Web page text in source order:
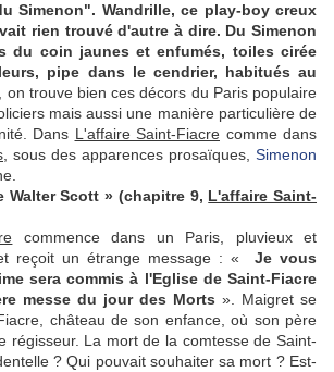
Simenon". Wandrille, ce play-boy creux
rien trouvé d'autre à dire. Du Simenon
du coin jaunes et enfumés, toiles cirée
pipe dans le cendrier, habitués au
on trouve bien ces décors du Paris populaire
mais aussi une manière particulière de
Dans L'affaire Saint-Fiacre comme dans
sous des apparences prosaïques, Simenon
Walter Scott » (chapitre 9, L'affaire Saint-
commence dans un Paris, pluvieux et
reçoit un étrange message : « Je vous
sera commis à l'Eglise de Saint-Fiacre
messe du jour des Morts ». Maigret se
château de son enfance, où son père
régisseur. La mort de la comtesse de Saint-
? Qui pouvait souhaiter sa mort ? Est-